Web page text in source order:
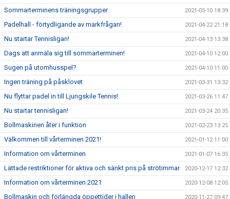
Sommarterminens träningsgrupper 2021-05-10 18:39
Padelhall - förtydligande av markfrågan! 2021-04-22 21:18
Nu startar Tennisligan! 2021-04-13 13:38
Dags att anmäla sig till sommarterminen! 2021-04-10 12:00
Sugen på utomhusspel? 2021-04-10 11:00
Ingen träning på påsklovet 2021-03-31 13:32
Nu flyttar padel in till Ljungskile Tennis! 2021-03-26 11:47
Nu startar tennisligan! 2021-03-24 20:35
Bollmaskinen åter i funktion 2021-02-23 13:25
Välkommen till vårterminen 2021! 2021-01-12 11:00
Information om vårterminen 2021-01-07 16:35
Lättade restriktioner för aktiva och sänkt pris på strötimmar 2020-12-17 12:32
Information om vårterminen 2021 2020-12-08 12:05
Bollmaskin och förlängda öppettider i hallen 2020-11-27 09:47